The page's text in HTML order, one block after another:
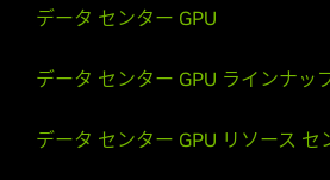
データ センター GPU
データ センター GPU ラインナッ
データ センター GPU リソース セ